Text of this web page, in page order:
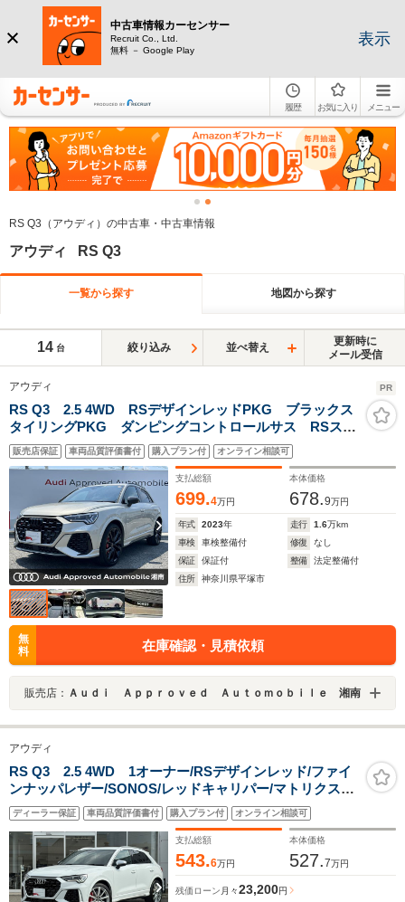
中古車情報カーセンサー
Recruit Co., Ltd.
無料 － Google Play
表示
履歴 お気に入り メニュー
RS Q3（アウディ）の中古車・中古車情報
アウディ RS Q3
一覧から探す 地図から探す
14 台 絞り込み 並べ替え
更新時に
メール受信
アウディ PR
RS Q3 2.5 4WD RSデザインレッドPKG ブラックス
タイリングPKG ダンピングコントロールサス RSスポ
ーツエキゾースト OP21インチAW SONOS エクステ
リアカーボン レッドキャリパー 1オーナー
販売店保証 車両品質評価書付 購入プラン付 オンライン相談可
支払総額
699.4万円
本体価格
678.9万円
年式 2023年 走行 1.6万km
車検
車検整備付 修復
なし
保証
保証付 整備
法定整備付
住所
神奈川県平塚市
無
料
在庫確認・見積依頼
販売店： Ａｕｄｉ Ａｐｐｒｏｖｅｄ Ａｕｔｏｍｏｂｉｌｅ 湘南
アウディ
RS Q3 2.5 4WD 1オーナー/RSデザインレッド/ファイ
ンナッパレザー/SONOS/レッドキャリパー/マトリクス
LEDヘッドライト/プライバシーガラス/サイドアシスト/レ
ーンアシスト/ACC/360度カメラ/スマホインターフェース/
認定中古車
ディーラー保証 車両品質評価書付 購入プラン付 オンライン相談可
支払総額
543.6万円
本体価格
527.7万円
残価ローン 月々23,200円